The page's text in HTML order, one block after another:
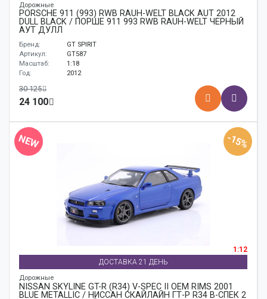
Дорожные
PORSCHE 911 (993) RWB RAUH-WELT BLACK AUT 2012
DULL BLACK / ПОРШЕ 911 993 RWB RAUH-WELT ЧЕРНЫЙ
АУТ ДУЛЛ
Бренд:
GT SPIRIT
Артикул:
GT587
Масштаб:
1:18
Год:
2012
30 125
24 100
NEW -15%
1:12
ДОСТАВКА 21 ДЕНЬ
Дорожные
NISSAN SKYLINE GT-R (R34) V-SPEC II OEM RIMS 2001
BLUE METALLIC / НИССАН СКАЙЛАЙН ГТ-Р R34 В-СПЕК 2